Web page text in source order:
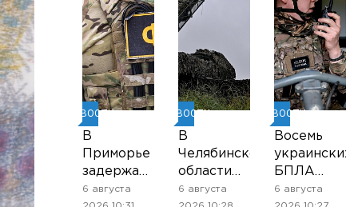
НОВОСТИ
В
Приморье
задержали
подростков,
6 августа
НОВОСТИ
В
Челябинской
области
введён
6 августа
НОВОСТИ
Восемь
украинских
БПЛА
сбили над
6 августа